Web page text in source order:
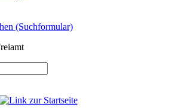
(Suchformular)